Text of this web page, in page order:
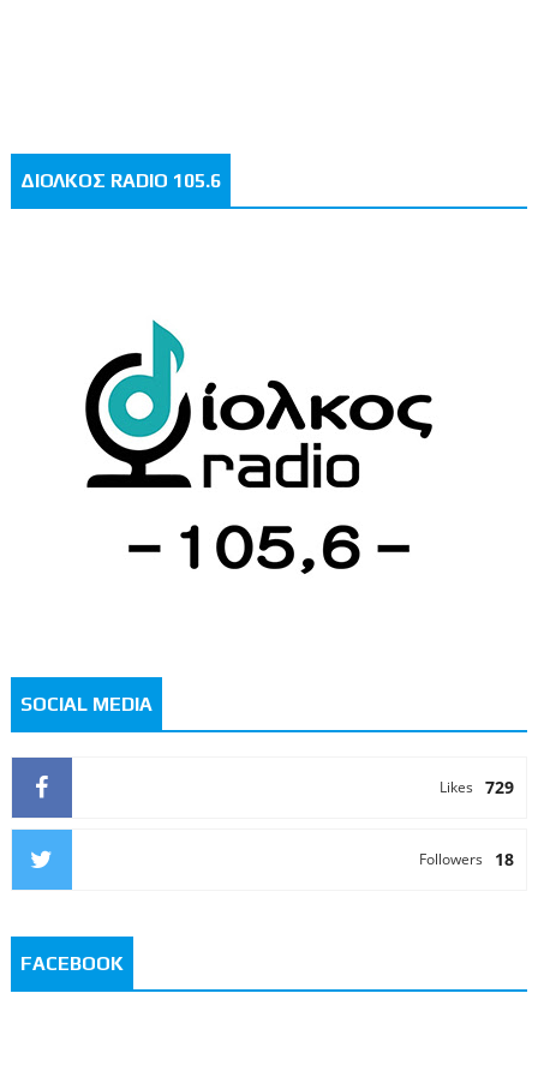
ΔΙΟΛΚΟΣ RADIO 105.6
SOCIAL MEDIA
729
Likes
18
Followers
FACEBOOK